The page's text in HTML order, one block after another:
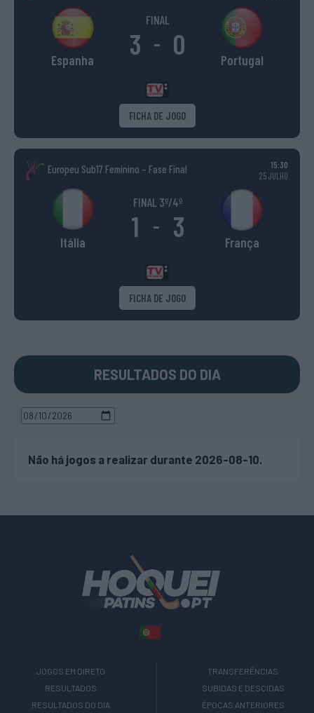
Espanha
FINAL
3 - 0 Portugal
FICHA DE JOGO
Europeu Sub17 Feminino – Fase Final
15:30
25 JULHO
Itália
FINAL 3º/4º
1 - 3 França
FICHA DE JOGO
RESULTADOS DO DIA
Não há jogos a realizar durante 2026-08-10.
JOGOS EM DIRETO
RESULTADOS
RESULTADOS DO DIA
TRANSFERÊNCIAS
SUBIDAS E DESCIDAS
ÉPOCAS ANTERIORES